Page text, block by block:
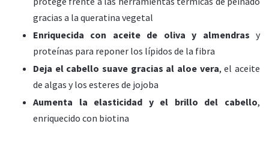
gracias a la queratina vegetal
Enriquecida con aceite de oliva y almendras y
proteínas para reponer los lípidos de la fibra
Deja el cabello suave gracias al aloe vera, el aceite
de algas y los esteres de jojoba
Aumenta la elasticidad y el brillo del cabello,
enriquecido con biotina